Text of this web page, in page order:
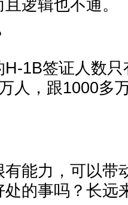
逻辑也不通。
1B签证人数
人，跟1000多
能力，可以带
的事吗？长远